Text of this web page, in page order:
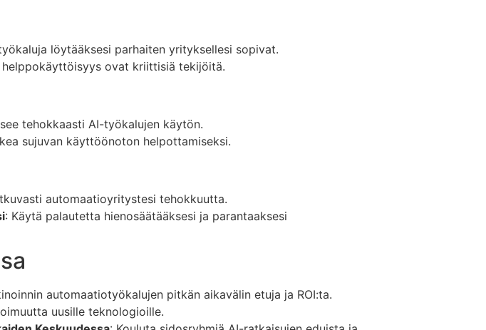
löytääksesi parhaiten yrityksellesi sopivat.
helppokäyttöisyys ovat kriittisiä tekijöitä.
tehokkaasti AI-työkalujen käytön.
sujuvan käyttöönoton helpottamiseksi.
automaatioyritystesi tehokkuutta.
: Käytä palautetta hienosäätääksesi ja parantaaksesi
automaatiotyökalujen pitkän aikavälin etuja ja ROI:ta.
uusille teknologioille.